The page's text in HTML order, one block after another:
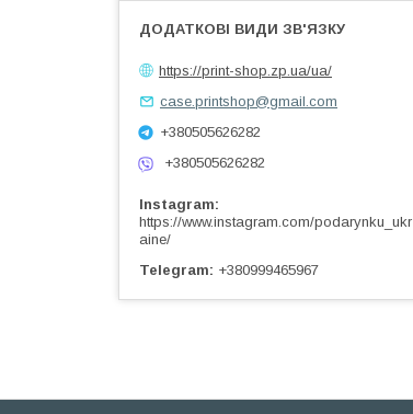
https://print-shop.zp.ua/ua/
case.printshop@gmail.com
+380505626282
+380505626282
Instagram
https://www.instagram.com/podarynku_ukr
aine/
Telegram
+380999465967